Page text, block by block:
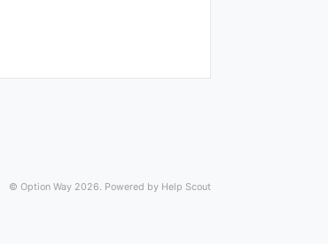
© Option Way 2026. Powered by Help Scout